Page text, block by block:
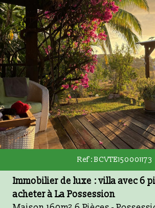
5KM 10KM 25KM
Critères
Piscine Parking Terrasse
RECHERCHER
Ref : BCVTE150001173
Immobilier de luxe : villa avec 6
acheter à La Possession